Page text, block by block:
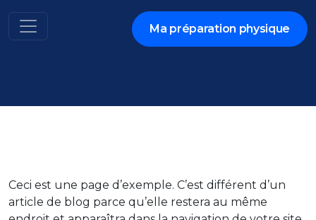
contenu
Ma préparation physique
Ceci est une page d’exemple. C’est différent d’un
article de blog parce qu’elle restera au même